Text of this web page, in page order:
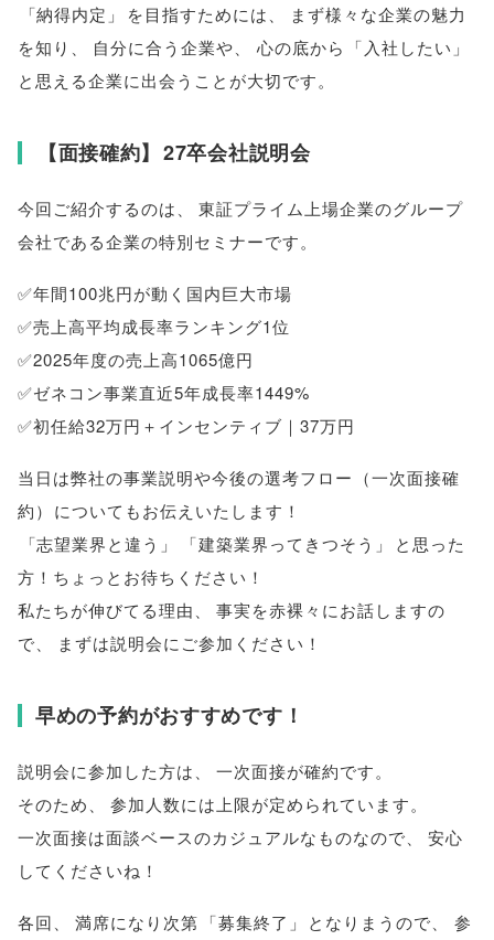
「納得内定 」 を目指すためには
まず様々な企業の魅力
を知り
自分に合う企業や 心の底から 「 入社したい 」
と思える企業に出会うことが大切です。
【面接確約】 27卒会社説明会
今回ご紹介するのは
東証プライム上場企業のグループ
会社である企業の特別セミナーです。
✅年間100兆円が動く国内巨大市場
✅売上高平均成長率ランキング1位
✅2025年度の売上高1065億円
✅ゼネコン事業直近5年成長率1449%
✅初任給32万円＋インセンティブ｜37万円
当日は弊社の事業説明や今後の選考フロー （一次面接確
約） についてもお伝えいたします！
「志望業界と違う 」 「建築業界ってきつそう 」
と思った
方！ちょっとお待ちください！
私たちが伸びてる理由
事実を赤裸々にお話しますの
で
まずは説明会にご参加ください！
早めの予約がおすすめです！
説明会に参加した方は 一次面接が確約です。
そのため
参加人数には上限が定められています。
一次面接は面談ベースのカジュアルなものなので
安心
してくださいね！
各回 満席になり次第 「募集終了 」 となりまうので 参